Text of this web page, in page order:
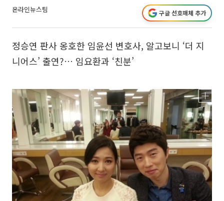
온라인뉴스팀 구글 선호매체 추가
정승연 판사 옹호한 임윤선 변호사, 알고보니 ‘더 지
니어스’ 출연?… 임요환과 ‘친분’